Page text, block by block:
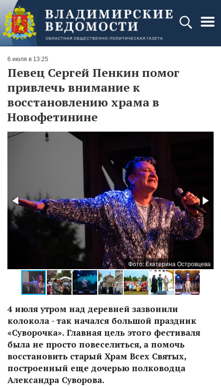
6 июля в 13:25
Певец Сергей Пенкин помог
привлечь внимание к
восстановлению храма в
Новофетинине
Фото: Екатерина Островцева
4 июля утром над деревней зазвонили
колокола - так начался большой праздник
«Суворочка». Главная цель этого фестиваля
была не просто повеселиться, а помочь
восстановить старый Храм Всех Святых,
построенный еще дочерью полководца
Александра Суворова.